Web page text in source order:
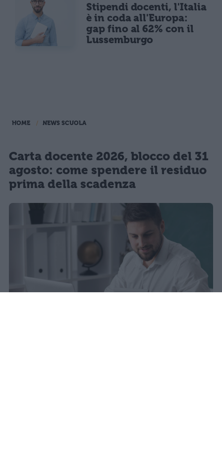
Stipendi docenti, l'Italia
è in coda all'Europa:
gap fino al 62% con il
Lussemburgo
HOME NEWS SCUOLA
Carta docente 2026, blocco del 31
agosto: come spendere il residuo
prima della scadenza